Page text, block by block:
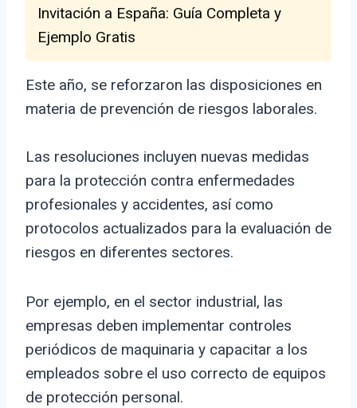
Invitación a España: Guía Completa y
Ejemplo Gratis
Este año, se reforzaron las disposiciones en
materia de prevención de riesgos laborales.
Las resoluciones incluyen nuevas medidas
para la protección contra enfermedades
profesionales y accidentes, así como
protocolos actualizados para la evaluación de
riesgos en diferentes sectores.
Por ejemplo, en el sector industrial, las
empresas deben implementar controles
periódicos de maquinaria y capacitar a los
empleados sobre el uso correcto de equipos
de protección personal.